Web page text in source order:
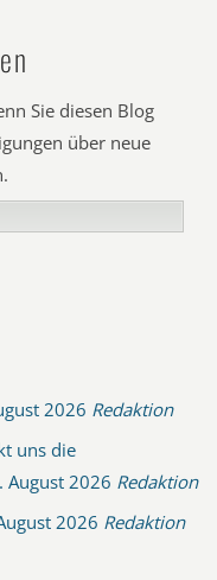
Sie diesen Blog
über neue
2026 Redaktion
uns die
August 2026 Redaktion
2026 Redaktion